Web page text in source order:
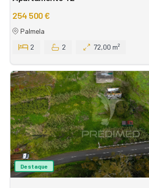
254 500 €
Palmela
2
2 72,00 m²
Destaque